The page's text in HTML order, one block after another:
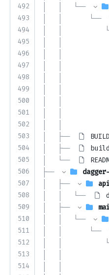
492
493
494
495
496
497
498
499
500
501
502
503
504
505
506
507
508
509
510
511
512
513
514
│   │   └──
│   │       └──
│   │
│   │
│   │
│   │
│   │
│   │
│   │
│   │
│   │
│   ├──
BUILD
│   ├──
│   └──
├──
│   ├──
│   │   └──
│   ├──
│   │   └──
│   │       └──
│   │
│   │
│   │